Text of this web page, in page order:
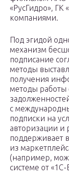
«РусГидро»,
компаниями.
Под эгидой
механизм
подписание
методы
получения
методы работы
с
подписки на
авторизации и
поддерживает
из
(например,
системе от «1С-